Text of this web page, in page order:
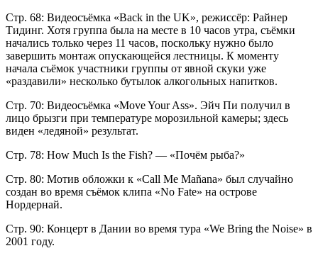
Стр. 68: Видеосъёмка «Back in the UK», режиссёр: Райнер
Тидинг. Хотя группа была на месте в 10 часов утра, съёмки
начались только через 11 часов, поскольку нужно было
завершить монтаж опускающейся лестницы. К моменту
начала съёмок участники группы от явной скуки уже
«раздавили» несколько бутылок алкогольных напитков.
Стр. 70: Видеосъёмка «Move Your Ass». Эйч Пи получил в
лицо брызги при температуре морозильной камеры; здесь
виден «ледяной» результат.
Стр. 78: How Much Is the Fish? — «Почём рыба?»
Стр. 80: Мотив обложки к «Call Me Mañana» был случайно
создан во время съёмок клипа «No Fate» на острове
Нордернай.
Стр. 90: Концерт в Дании во время тура «We Bring the Noise» в
2001 году.